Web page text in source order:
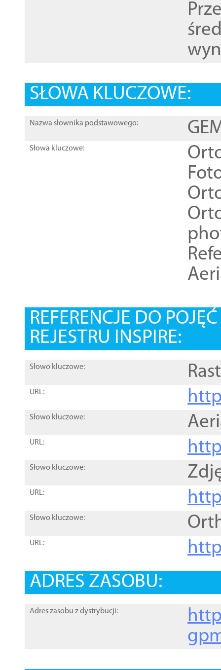
SŁOWA KLUCZOWE:
Nazwa słownika podstawowego:
Słowa kluczowe:
REFERENCJE DO
REJESTRU INSPIRE:
Słowo kluczowe:
URL:
Słowo kluczowe:
URL:
Słowo kluczowe:
URL:
Słowo kluczowe:
URL:
ADRES ZASOBU:
Adres zasobu z dystrybucji: